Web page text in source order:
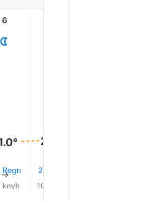
6
Regn
↑
km/h
21.0°
2% Regn
10.0 km/h